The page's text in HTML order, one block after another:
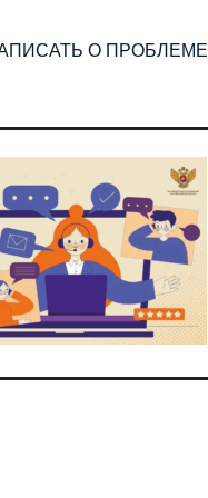
О ПРОБЛЕМЕ